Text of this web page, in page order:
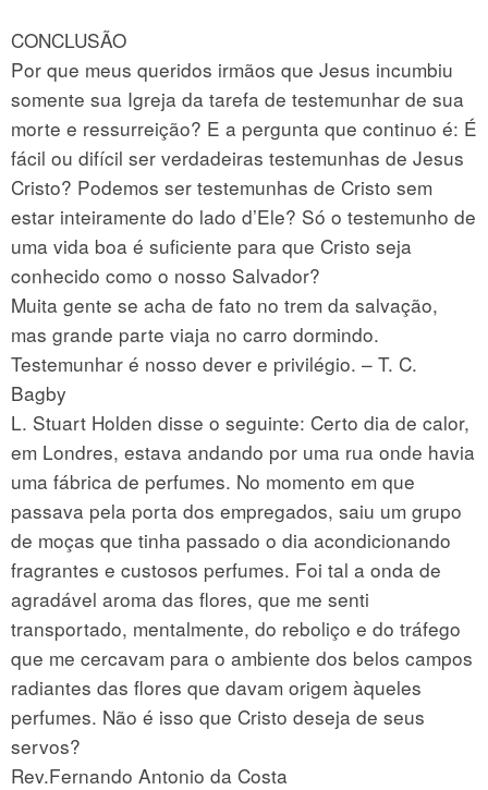
CONCLUSÃO
Por que meus queridos irmãos que Jesus incumbiu
somente sua Igreja da tarefa de testemunhar de sua
morte e ressurreição? E a pergunta que continuo é: É
fácil ou difícil ser verdadeiras testemunhas de Jesus
Cristo? Podemos ser testemunhas de Cristo sem
estar inteiramente do lado d’Ele? Só o testemunho de
uma vida boa é suficiente para que Cristo seja
conhecido como o nosso Salvador?
Muita gente se acha de fato no trem da salvação,
mas grande parte viaja no carro dormindo.
Testemunhar é nosso dever e privilégio. – T. C.
Bagby
L. Stuart Holden disse o seguinte: Certo dia de calor,
em Londres, estava andando por uma rua onde havia
uma fábrica de perfumes. No momento em que
passava pela porta dos empregados, saiu um grupo
de moças que tinha passado o dia acondicionando
fragrantes e custosos perfumes. Foi tal a onda de
agradável aroma das flores, que me senti
transportado, mentalmente, do reboliço e do tráfego
que me cercavam para o ambiente dos belos campos
radiantes das flores que davam origem àqueles
perfumes. Não é isso que Cristo deseja de seus
servos?
Rev.Fernando Antonio da Costa